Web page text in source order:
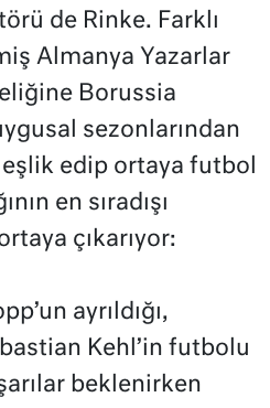
de Rinke. Farklı
Almanya Yazarlar
Borussia
sezonlarından
edip ortaya futbol
en sıradışı
çıkarıyor:
ayrıldığı,
Kehl’in futbolu
beklenirken